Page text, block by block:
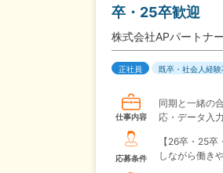
卒・25卒歓迎
株式会社APパートナ
正社員 既卒・社会人経験
仕事内容
同期と一緒の
応・データ入
応募条件
【26卒・25
しながら働き